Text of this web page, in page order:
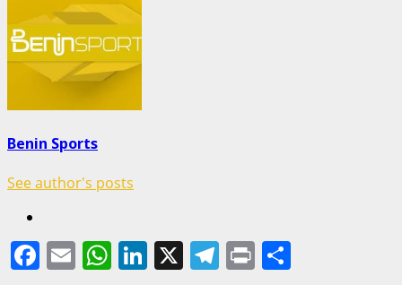
Benin Sports
See author's posts
Facebook
EmailWhatsApp
LinkedIn
X Telegram
Print